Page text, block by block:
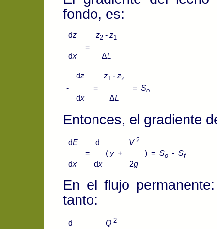
fondo, es:
dz z2 - z1
=
dxΔL
dz z1 - z2
- = = So
dxΔL
Entonces, el gradiente
dE d V2
= ( y+ ) = So - Sf
dxdx2g
En el flujo
tanto:
d Q 2